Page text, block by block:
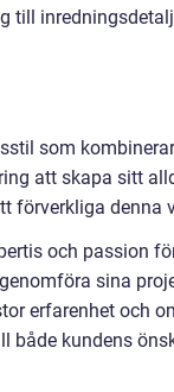
till
som
att skapa sitt
förverkliga denna
och passion
sina
erfarenhet och
både kundens